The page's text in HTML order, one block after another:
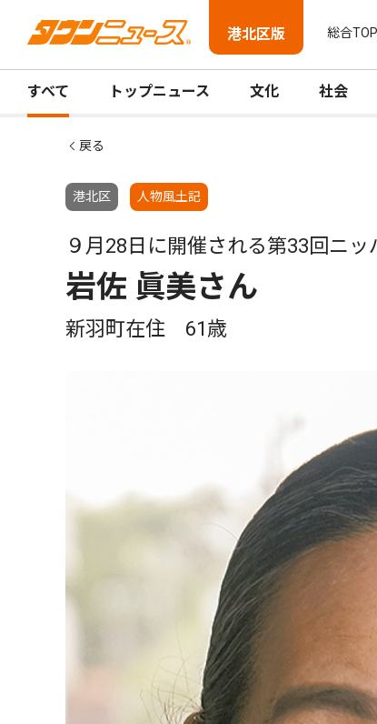
港北区版 総合
すべて トップニュース 文化 社会
戻る
港北区 人物風土記
９月28日に開催される第33回ニ
岩佐 眞美さん
新羽町在住 61歳